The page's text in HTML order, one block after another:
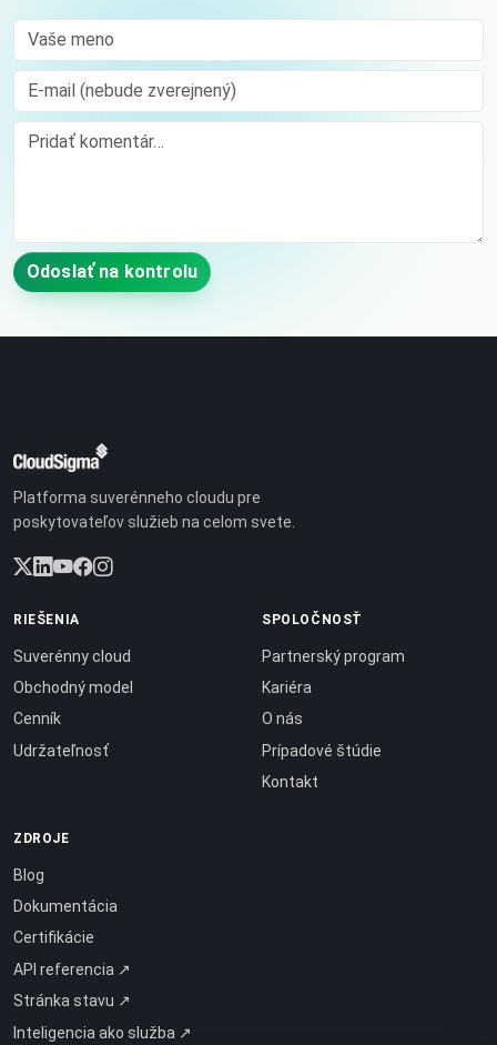
Vaše meno
E-mail (nebude zverejnený)
Comment
Odoslať na kontrolu
Platforma suverénneho cloudu pre
poskytovateľov služieb na celom svete.
RIEŠENIA
Suverénny cloud
Obchodný model
Cenník
Udržateľnosť
SPOLOČNOSŤ
Partnerský program
Kariéra
O nás
Prípadové štúdie
Kontakt
ZDROJE
Blog
Dokumentácia
Certifikácie
API referencia ↗
Stránka stavu ↗
Inteligencia ako služba ↗